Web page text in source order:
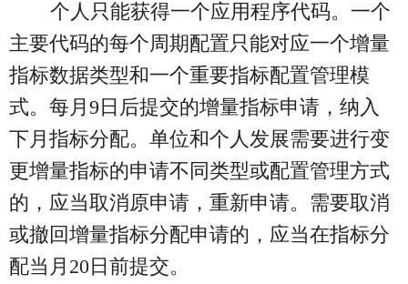
个人只能获得一个应用程序代码。一个
主要代码的每个周期配置只能对应一个增量
指标数据类型和一个重要指标配置管理模
式。每月9日后提交的增量指标申请，纳入
下月指标分配。单位和个人发展需要进行变
更增量指标的申请不同类型或配置管理方式
的，应当取消原申请，重新申请。需要取消
或撤回增量指标分配申请的，应当在指标分
配当月20日前提交。